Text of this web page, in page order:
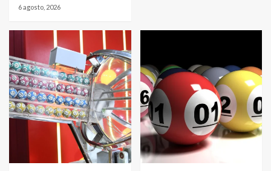
6 agosto, 2026